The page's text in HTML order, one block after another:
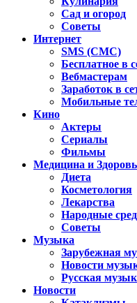
Сад и огород
Советы
Интернет
SMS (СМС)
Бесплатное в
Вебмастерам
Заработок в
Мобильные
Кино
Актеры
Сериалы
Фильмы
Медицина и
Диета
Косметология
Лекарства
Народные
Советы
Музыка
Зарубежная
Новости
Русская
Новости